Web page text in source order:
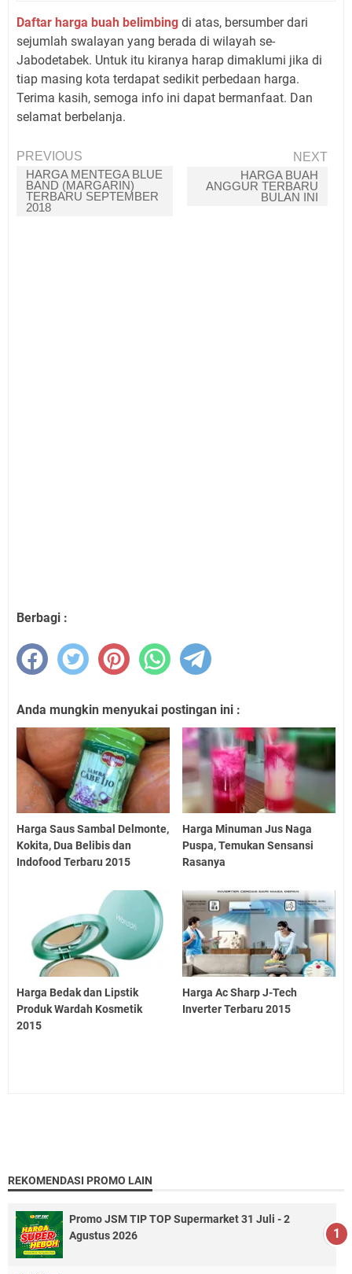
Daftar harga buah belimbing di atas, bersumber dari
sejumlah swalayan yang berada di wilayah se-
Jabodetabek. Untuk itu kiranya harap dimaklumi jika di
tiap masing kota terdapat sedikit perbedaan harga.
Terima kasih, semoga info ini dapat bermanfaat. Dan
selamat berbelanja.
PREVIOUS
HARGA MENTEGA BLUE
BAND (MARGARIN)
TERBARU SEPTEMBER
2018
NEXT
HARGA BUAH
ANGGUR TERBARU
BULAN INI
Berbagi :
Anda mungkin menyukai postingan ini :
Harga Saus Sambal Delmonte,
Kokita, Dua Belibis dan
Indofood Terbaru 2015
Harga Minuman Jus Naga
Puspa, Temukan Sensansi
Rasanya
Harga Bedak dan Lipstik
Produk Wardah Kosmetik
2015
Harga Ac Sharp J-Tech
Inverter Terbaru 2015
REKOMENDASI PROMO LAIN
Promo JSM TIP TOP Supermarket 31 Juli - 2
Agustus 2026